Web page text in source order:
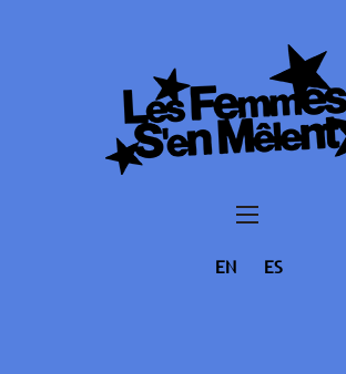
EN ES